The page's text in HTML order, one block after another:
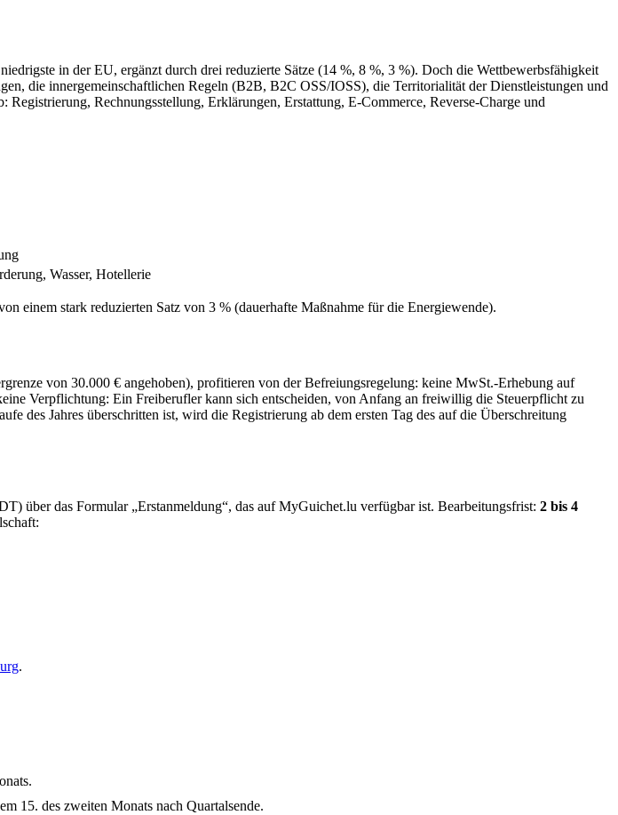
in der EU, ergänzt durch drei reduzierte Sätze (14 %, 8 %, 3 %). Doch die Wettbewerbsfähigkeit
die innergemeinschaftlichen Regeln (B2B, B2C OSS/IOSS), die Territorialität der Dienstleistungen und
Rechnungsstellung, Erklärungen, Erstattung, E-Commerce, Reverse-Charge und
Wasser, Hotellerie
einem stark reduzierten Satz von 3 % (dauerhafte Maßnahme für die Energiewende).
von 30.000 € angehoben), profitieren von der Befreiungsregelung: keine MwSt.-Erhebung auf
Verpflichtung: Ein Freiberufler kann sich entscheiden, von Anfang an freiwillig die Steuerpflicht zu
des Jahres überschritten ist, wird die Registrierung ab dem ersten Tag des auf die Überschreitung
über das Formular „Erstanmeldung“, das auf MyGuichet.lu verfügbar ist. Bearbeitungsfrist: 2 bis 4
.
15. des zweiten Monats nach Quartalsende.